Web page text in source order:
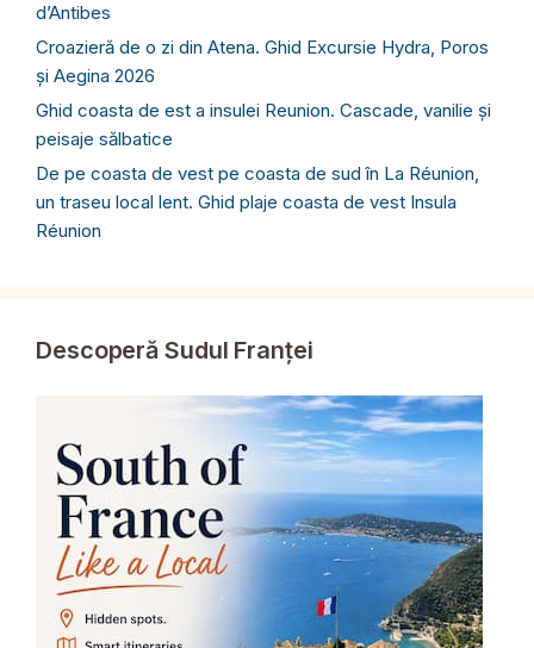
d’Antibes
Croazieră de o zi din Atena. Ghid Excursie Hydra, Poros
și Aegina 2026
Ghid coasta de est a insulei Reunion. Cascade, vanilie și
peisaje sălbatice
De pe coasta de vest pe coasta de sud în La Réunion,
un traseu local lent. Ghid plaje coasta de vest Insula
Réunion
Descoperă Sudul Franței